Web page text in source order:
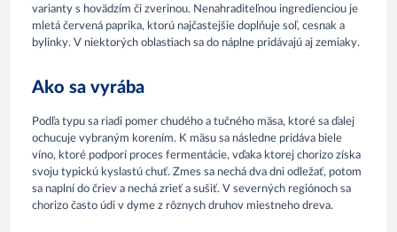
varianty s hovädzím či zverinou. Nenahraditeľnou ingredienciou je
mletá červená paprika, ktorú najčastejšie doplňuje soľ, cesnak a
bylinky. V niektorých oblastiach sa do náplne pridávajú aj zemiaky.
Ako sa vyrába
Podľa typu sa riadi pomer chudého a tučného mäsa, ktoré sa ďalej
ochucuje vybraným korením. K mäsu sa následne pridáva biele
víno, ktoré podporí proces fermentácie, vďaka ktorej chorizo získa
svoju typickú kyslastú chuť. Zmes sa nechá dva dni odležať, potom
sa naplní do čriev a nechá zrieť a sušiť. V severných regiónoch sa
chorizo často údi v dyme z rôznych druhov miestneho dreva.